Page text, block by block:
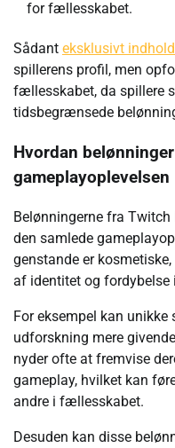
for fællesskabet.
Sådant eksklusivt indhold
spillerens profil, men
fællesskabet, da spillere
tidsbegrænsede
Hvordan
gameplayoplevelsen
Belønningerne fra
den samlede
genstande er
af identitet og fordybelse
For eksempel kan
udforskning mere
nyder ofte at fremvise
gameplay, hvilket kan
andre i fællesskabet.
Desuden kan disse